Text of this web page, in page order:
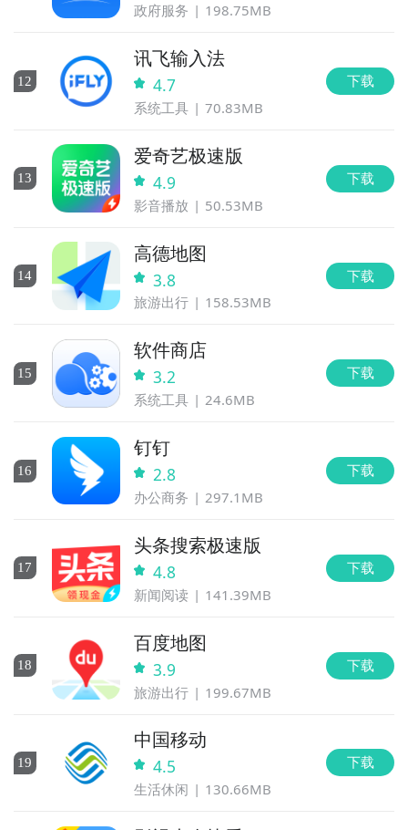
政府服务 198.75MB
12
讯飞输入法
4.7
系统工具 70.83MB
下载
13
爱奇艺极速版
4.9
影音播放 50.53MB
下载
14
高德地图
3.8
旅游出行 158.53MB
下载
15
软件商店
3.2
系统工具 24.6MB
下载
16
钉钉
2.8
办公商务 297.1MB
下载
17
头条搜索极速版
4.8
新闻阅读 141.39MB
下载
18
百度地图
3.9
旅游出行 199.67MB
下载
19
中国移动
4.5
生活休闲 130.66MB
下载